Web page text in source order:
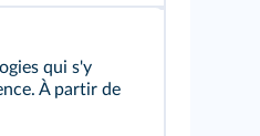
qui s'y
À partir de